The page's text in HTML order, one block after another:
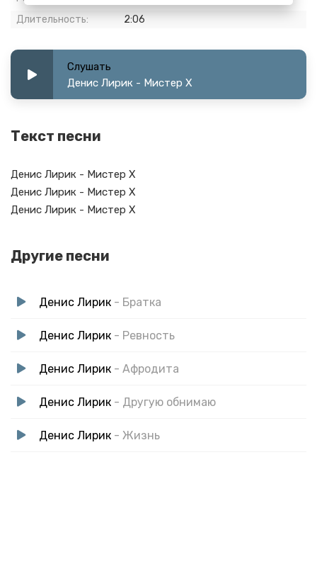
Длительность:
2:06
Слушать
Денис Лирик - Мистер Х
Текст песни
Денис Лирик - Мистер Х
Денис Лирик - Мистер Х
Денис Лирик - Мистер Х
Другие песни
Денис Лирик - Братка
Денис Лирик - Ревность
Денис Лирик - Афродита
Денис Лирик - Другую обнимаю
Денис Лирик - Жизнь